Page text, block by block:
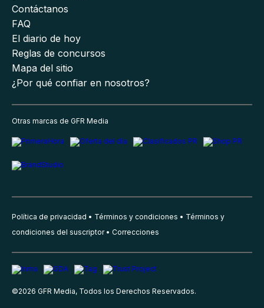
Contáctanos
FAQ
El diario de hoy
Reglas de concursos
Mapa del sitio
¿Por qué confiar en nosotros?
Otras marcas de GFR Media
Política de privacidad Términos y condiciones
Términos y
condiciones del suscriptor
Correcciones
©2026 GFR Media, Todos los Derechos Reservados.